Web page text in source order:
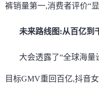
裤销量第一,消费者评价“显
未来路线图:从百亿到
大会透露了“全球海量
目标GMV重回百亿,抖音